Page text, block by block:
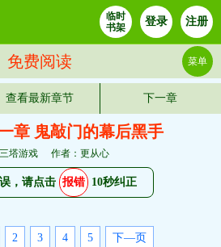
临时
书架
登录 注册
免费阅读 菜单
查看最新章节 下一章
章 鬼敲门的幕后黑手
塔游戏 作者：更从心
，请点击 报错 10秒纠正
2 3 4 5 下—页